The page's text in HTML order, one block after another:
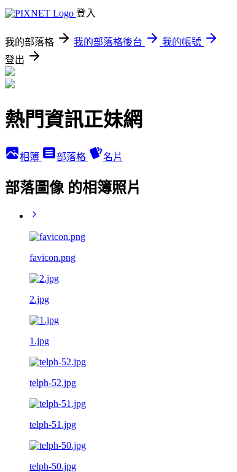
登入
我的部落格 我的部落格後台
我的帳號
登出
熱門資訊正妹網
相簿 部落格 名片
部落圖像 的相簿照片
favicon.png
2.jpg
1.jpg
telph-52.jpg
telph-51.jpg
telph-50.jpg